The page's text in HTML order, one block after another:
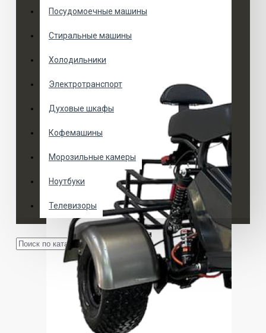
Посудомоечные машины
Стиральные машины
Холодильники
Электротранспорт
Духовые шкафы
Кофемашины
Морозильные камеры
Ноутбуки
Телевизоры